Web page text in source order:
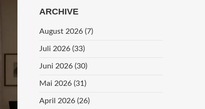
ARCHIVE
August 2026 (7)
Juli 2026 (33)
Juni 2026 (30)
Mai 2026 (31)
April 2026 (26)